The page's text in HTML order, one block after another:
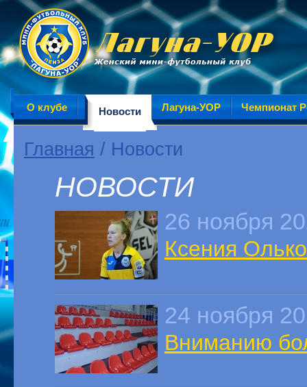
О клубе Новости Лагуна-УОР Чемпионат
Главная / Новости
НОВОСТИ
26 ноября
Ксения
24 ноября
Вниманию